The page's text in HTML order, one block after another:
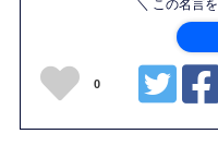
＼ この名言
0